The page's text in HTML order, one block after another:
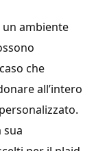
un ambiente
che
all’intero
sua